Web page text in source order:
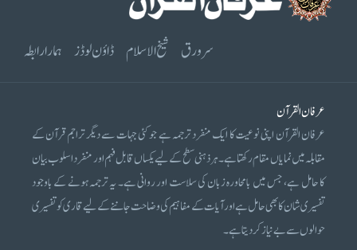
سرورق شیخ الاسلام ڈاؤن لوڈز ہمارا رابطہ
عرفان القرآن
عرفان القرآن اپنی نوعیت کا ایک منفرد ترجمہ ہے جو کئی جہات سے دیگر تراجم قرآن کے
مقابلہ میں نمایاں مقام رکھتا ہے۔ ہر ذہنی سطح کے لیے یکساں قابل فہم اور منفرد اسلوب بیان
کا حامل ہے، جس میں بامحاورہ زبان کی سلاست اور روانی ہے۔ یہ ترجمہ ہونے کے باوجود
تفسیری شان کا بھی حامل ہے اور آیات کے مفاہیم کی وضاحت جاننے کے لیے قاری کو تفسیری
حوالوں سے بے نیاز کر دیتا ہے۔